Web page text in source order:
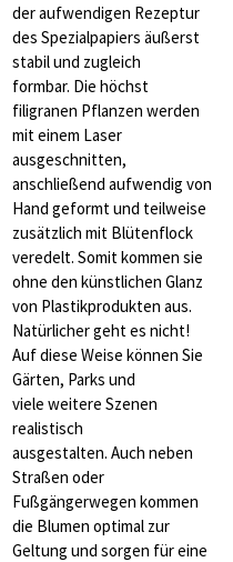
der aufwendigen Rezeptur
des Spezialpapiers äußerst
stabil und zugleich
formbar. Die höchst
filigranen Pflanzen werden
mit einem Laser
ausgeschnitten,
anschließend aufwendig von
Hand geformt und teilweise
zusätzlich mit Blütenflock
veredelt. Somit kommen sie
ohne den künstlichen Glanz
von Plastikprodukten aus.
Natürlicher geht es nicht!
Auf diese Weise können Sie
Gärten, Parks und
viele weitere Szenen
realistisch
ausgestalten. Auch neben
Straßen oder
Fußgängerwegen kommen
die Blumen optimal zur
Geltung und sorgen für eine